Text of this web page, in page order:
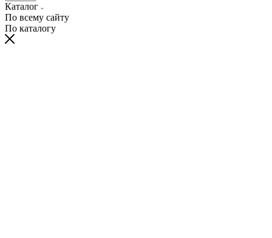
Каталог
По всему сайту
По каталогу